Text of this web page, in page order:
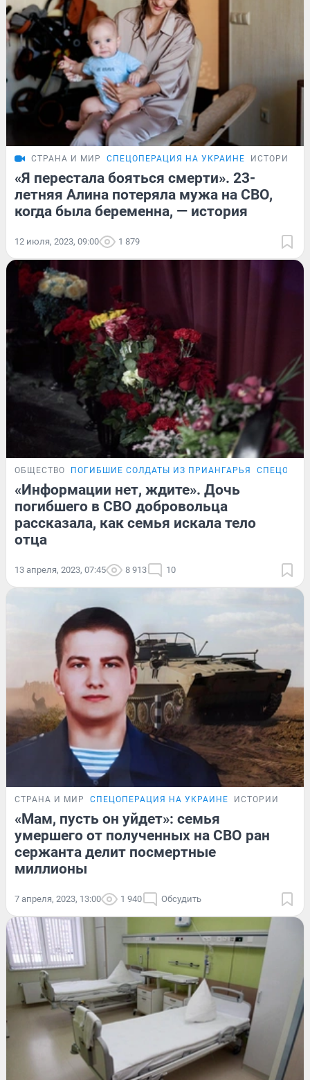
СТРАНА И МИР СПЕЦОПЕРАЦИЯ НА УКРАИНЕ ИСТОРИИ
«Я перестала бояться смерти». 23-
летняя Алина потеряла мужа на СВО,
когда была беременна, — история
12 июля, 2023, 09:00 1 879
ОБЩЕСТВО ПОГИБШИЕ СОЛДАТЫ ИЗ ПРИАНГАРЬЯ
«Информации нет, ждите». Дочь
погибшего в СВО добровольца
рассказала, как семья искала тело
отца
13 апреля, 2023, 07:45 8 913 10
СТРАНА И МИР СПЕЦОПЕРАЦИЯ НА УКРАИНЕ ИСТОРИИ
«Мам, пусть он уйдет»: семья
умершего от полученных на СВО ран
сержанта делит посмертные
миллионы
7 апреля, 2023, 13:00 1 940 Обсудить